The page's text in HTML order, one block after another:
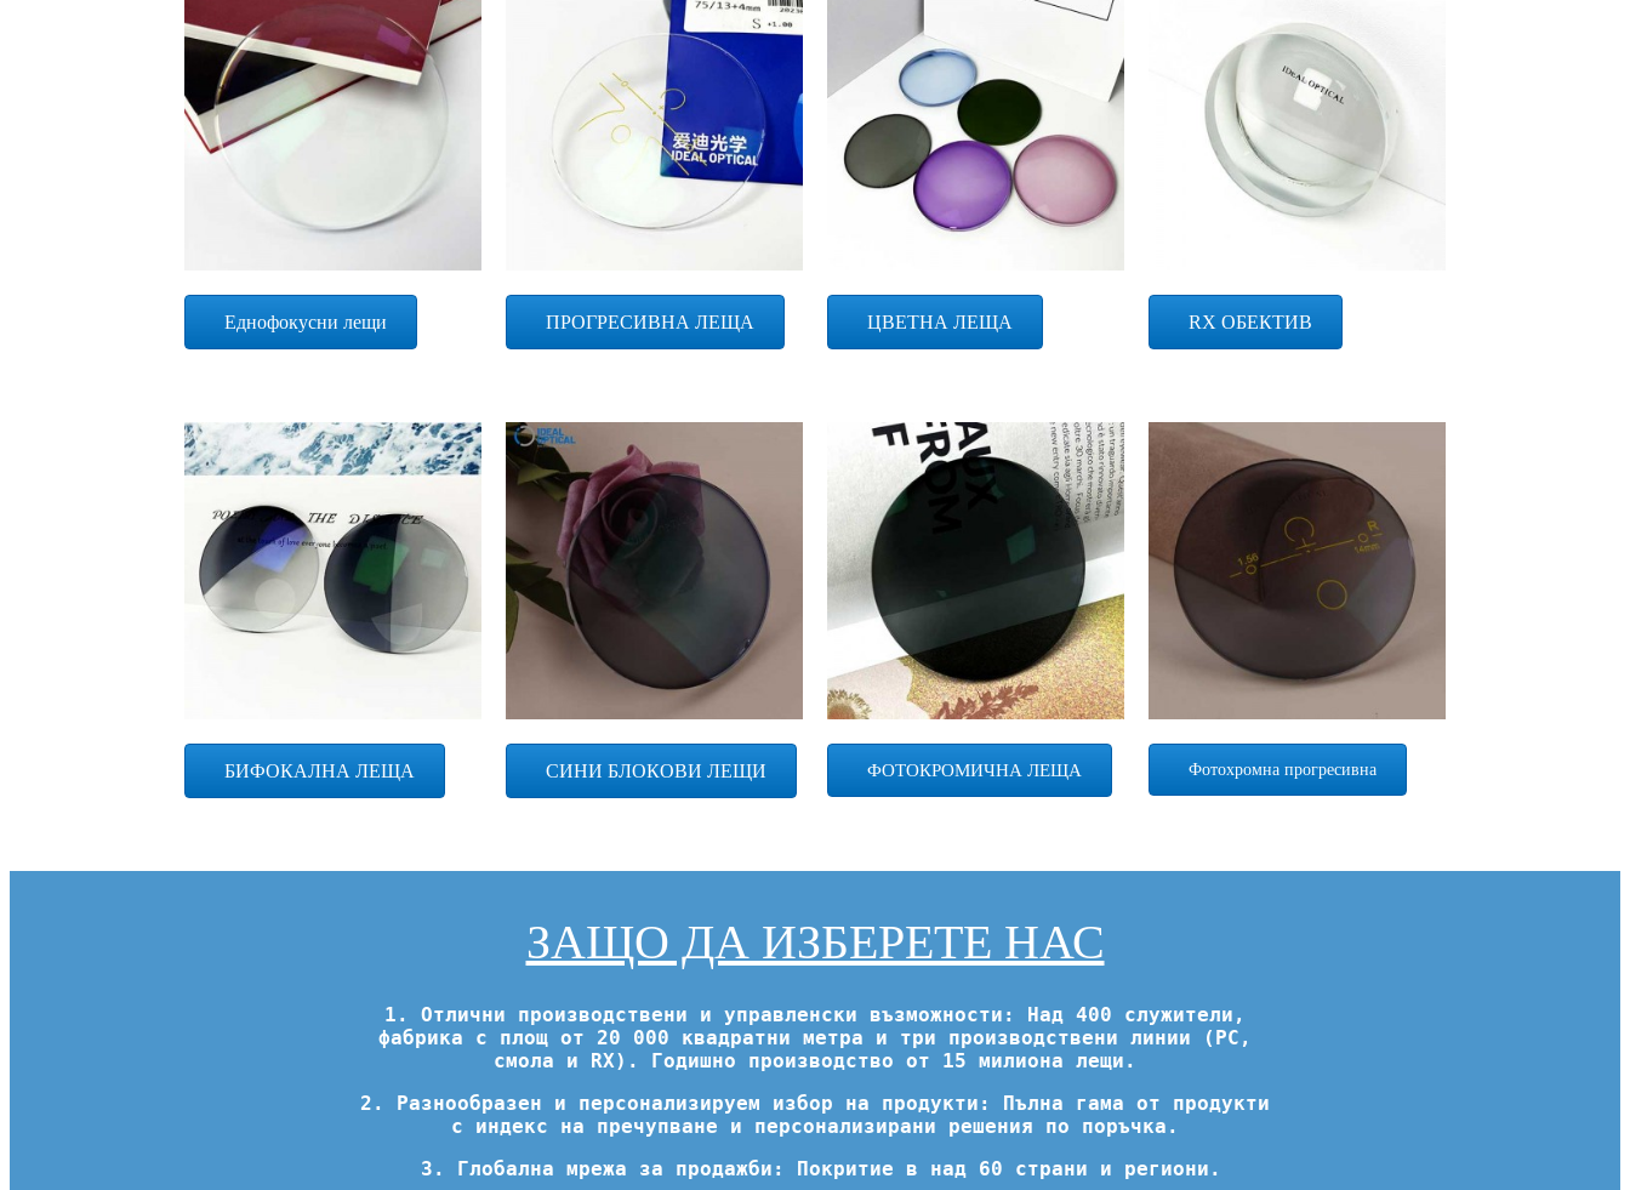
Еднофокусни лещи ПРОГРЕСИВНА ЛЕЩА ЦВЕТНА ЛЕЩА RX ОБЕКТИВ
БИФОКАЛНА ЛЕЩА СИНИ БЛОКОВИ ЛЕЩИ ФОТОКРОМИЧНА ЛЕЩА Фотохромна прогресивна
ЗАЩО ДА ИЗБЕРЕТЕ НАС
1. Отлични производствени и управленски възможности: Над 400 служители,
фабрика с площ от 20 000 квадратни метра и три производствени линии (PC,
смола и RX). Годишно производство от 15 милиона лещи.
2. Разнообразен и персонализируем избор на продукти: Пълна гама от продукти
с индекс на пречупване и персонализирани решения по поръчка.
3. Глобална мрежа за продажби: Покритие в над 60 страни и региони.